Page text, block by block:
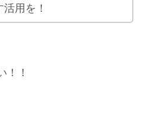
用を！
！！